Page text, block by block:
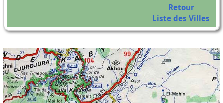
Retour
Liste des Villes